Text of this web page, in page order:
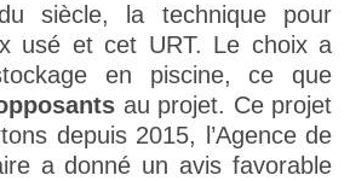
siècle, la technique pour
usé et cet URT. Le choix a
en piscine, ce que
au projet. Ce projet
depuis 2015, l’Agence de
a donné un avis favorable